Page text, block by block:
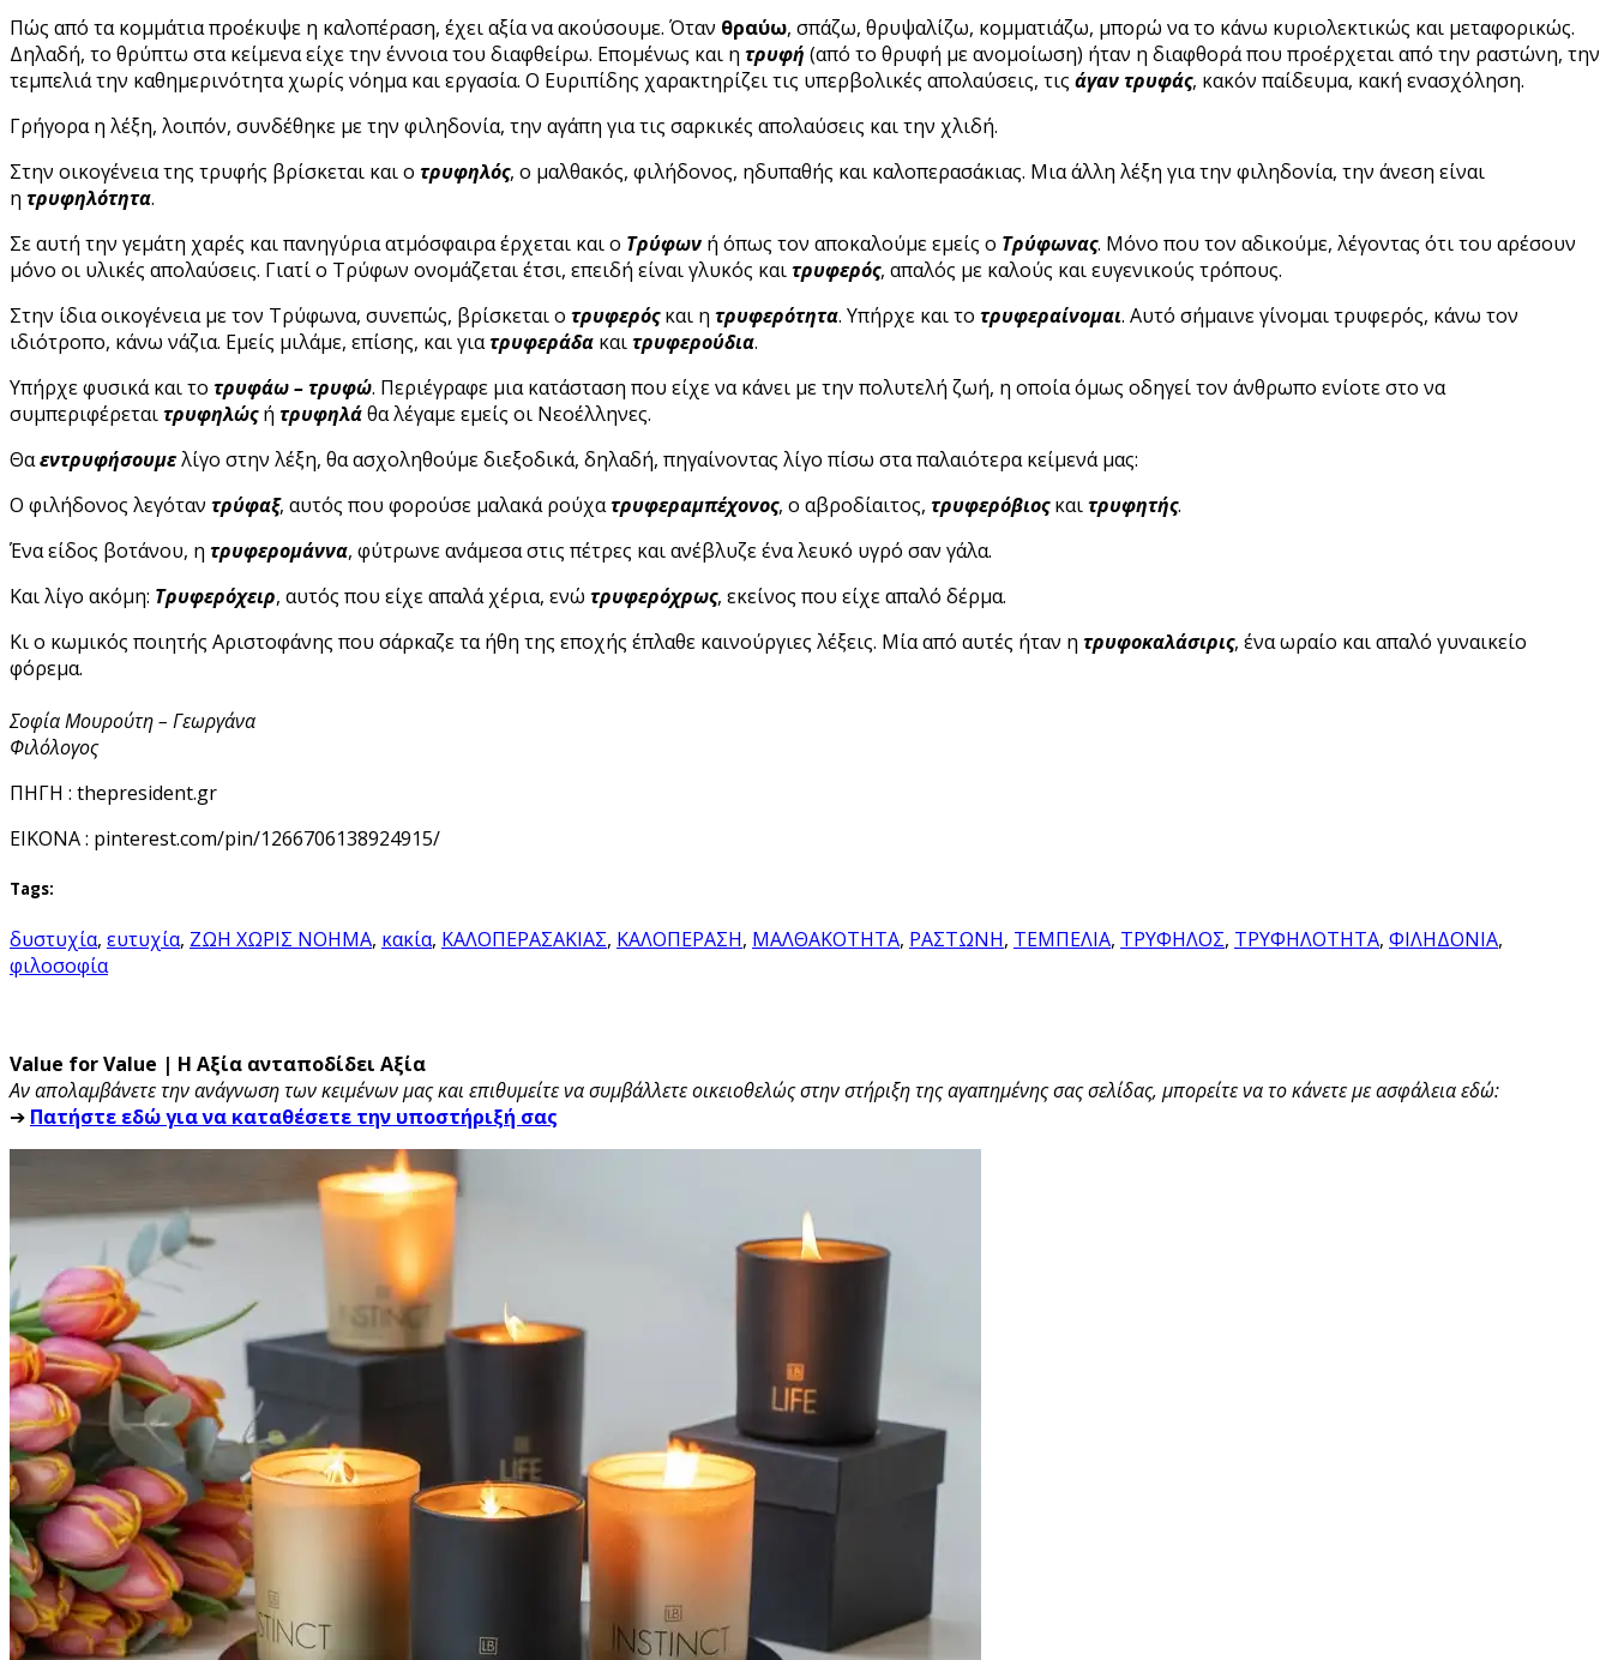
Πώς από τα κομμάτια προέκυψε η καλοπέραση, έχει αξία να ακούσουμε. Όταν θραύω, σπάζω, θρυψαλίζω, κομματιάζω, μπορώ να το κάνω κυριολεκτικώς και μεταφορικώς.
Δηλαδή, το θρύπτω στα κείμενα είχε την έννοια του διαφθείρω. Επομένως και η τρυφή (από το θρυφή με ανομοίωση) ήταν η διαφθορά που προέρχεται από την ραστώνη, την
τεμπελιά την καθημερινότητα χωρίς νόημα και εργασία. Ο Ευριπίδης χαρακτηρίζει τις υπερβολικές απολαύσεις, τις άγαν τρυφάς, κακόν παίδευμα, κακή ενασχόληση.
Γρήγορα η λέξη, λοιπόν, συνδέθηκε με την φιληδονία, την αγάπη για τις σαρκικές απολαύσεις και την χλιδή.
Στην οικογένεια της τρυφής βρίσκεται και ο τρυφηλός, ο μαλθακός, φιλήδονος, ηδυπαθής και καλοπερασάκιας. Μια άλλη λέξη για την φιληδονία, την άνεση είναι
η τρυφηλότητα.
Σε αυτή την γεμάτη χαρές και πανηγύρια ατμόσφαιρα έρχεται και ο Τρύφων ή όπως τον αποκαλούμε εμείς ο Τρύφωνας. Μόνο που τον αδικούμε, λέγοντας ότι του αρέσουν
μόνο οι υλικές απολαύσεις. Γιατί ο Τρύφων ονομάζεται έτσι, επειδή είναι γλυκός καιτρυφερός, απαλός με καλούς και ευγενικούς τρόπους.
Στην ίδια οικογένεια με τον Τρύφωνα, συνεπώς, βρίσκεται ο τρυφερός και η τρυφερότητα. Υπήρχε και το τρυφεραίνομαι. Αυτό σήμαινε γίνομαι τρυφερός, κάνω τον
ιδιότροπο, κάνω νάζια. Εμείς μιλάμε, επίσης, και γιατρυφεράδα καιτρυφερούδια.
Υπήρχε φυσικά και το τρυφάω – τρυφώ. Περιέγραφε μια κατάσταση που είχε να κάνει με την πολυτελή ζωή, η οποία όμως οδηγεί τον άνθρωπο ενίοτε στο να
συμπεριφέρεταιτρυφηλώς ή τρυφηλάθα λέγαμε εμείς οι Νεοέλληνες.
Θαεντρυφήσουμελίγο στην λέξη, θα ασχοληθούμε διεξοδικά, δηλαδή, πηγαίνοντας λίγο πίσω στα παλαιότερα κείμενά μας:
Ο φιλήδονος λεγόταν τρύφαξ, αυτός που φορούσε μαλακά ρούχατρυφεραμπέχονος, ο αβροδίαιτος, τρυφερόβιος καιτρυφητής.
Ένα είδος βοτάνου, η τρυφερομάννα, φύτρωνε ανάμεσα στις πέτρες και ανέβλυζε ένα λευκό υγρό σαν γάλα.
Και λίγο ακόμη: Τρυφερόχειρ, αυτός που είχε απαλά χέρια, ενώ τρυφερόχρως, εκείνος που είχε απαλό δέρμα.
Κι ο κωμικός ποιητής Αριστοφάνης που σάρκαζε τα ήθη της εποχής έπλαθε καινούργιες λέξεις. Μία από αυτές ήταν η τρυφοκαλάσιρις, ένα ωραίο και απαλό γυναικείο
φόρεμα.
Σοφία Μουρούτη – Γεωργάνα
Φιλόλογος
ΠΗΓΗ : thepresident.gr
EIKONA : pinterest.com/pin/1266706138924915/
Tags:
δυστυχία, ευτυχία, ΖΩΗ ΧΩΡΙΣ ΝΟΗΜΑ, κακία, ΚΑΛΟΠΕΡΑΣΑΚΙΑΣ, ΚΑΛΟΠΕΡΑΣΗ, ΜΑΛΘΑΚΟΤΗΤΑ, ΡΑΣΤΩΝΗ, ΤΕΜΠΕΛΙΑ, ΤΡΥΦΗΛΟΣ, ΤΡΥΦΗΛΟΤΗΤΑ, ΦΙΛΗΔΟΝΙΑ,
φιλοσοφία
Value for Value | Η Αξία ανταποδίδει Αξία
Αν απολαμβάνετε την ανάγνωση των κειμένων μας και επιθυμείτε να συμβάλλετε οικειοθελώς στην στήριξη της αγαπημένης σας σελίδας, μπορείτε να το κάνετε με ασφάλεια εδώ:
➔ Πατήστε εδώ για να καταθέσετε την υποστήριξή σας